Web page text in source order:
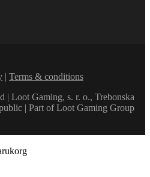
| Terms & conditions
| Loot Gaming, s. r. o., Trebonska
| Part of Loot Gaming Group